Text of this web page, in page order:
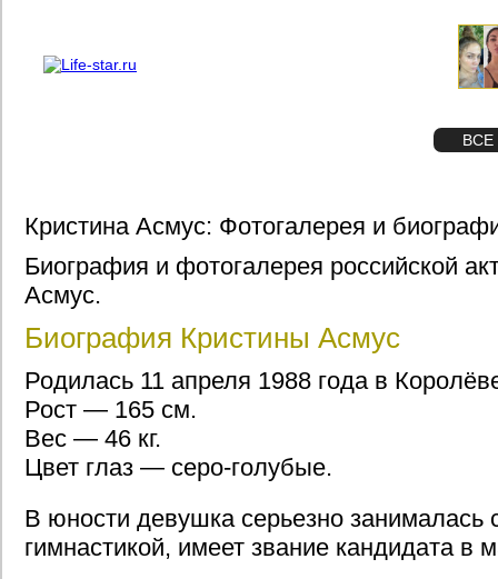
ВСЕ
Кристина Асмус: Фотогалерея и
Биография и фотогалерея российской
Асмус.
Биография Кристины Асмус
Родилась 11 апреля 1988 года в
Рост — 165 см.
Вес — 46 кг.
Цвет глаз — серо-голубые.
В юности девушка серьезно занималась
гимнастикой, имеет звание кандидата в